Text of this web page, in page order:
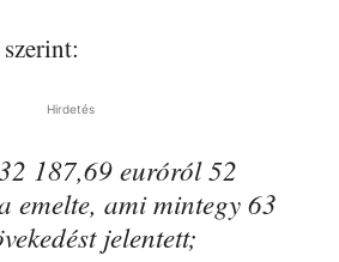
Hirdetés
187,69 euróról 52
emelte, ami mintegy 63
jelentett;